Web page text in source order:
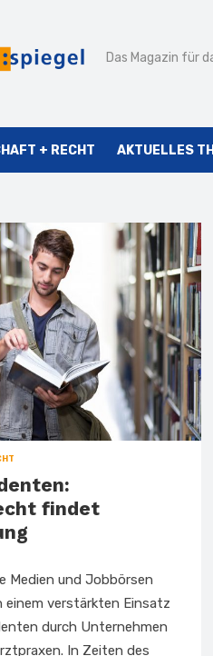
Das Magazin für
+ RECHT AKTUELLES
findet
Medien und Jobbörsen
einem verstärkten Einsatz
durch Unternehmen
In Zeiten des